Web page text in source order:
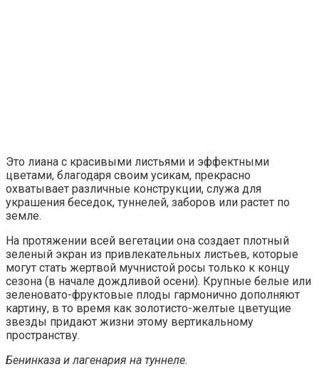
Это лиана с красивыми листьями и эффектными
цветами, благодаря своим усикам, прекрасно
охватывает различные конструкции, служа для
украшения беседок, туннелей, заборов или растет по
земле.
На протяжении всей вегетации она создает плотный
зеленый экран из привлекательных листьев, которые
могут стать жертвой мучнистой росы только к концу
сезона (в начале дождливой осени). Крупные белые или
зеленовато-фруктовые плоды гармонично дополняют
картину, в то время как золотисто-желтые цветущие
звезды придают жизни этому вертикальному
пространству.
Бенинказа и лагенария на туннеле.